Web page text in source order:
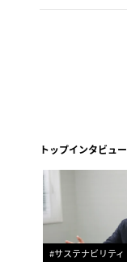
トップインタビュー
#サステナビリティ